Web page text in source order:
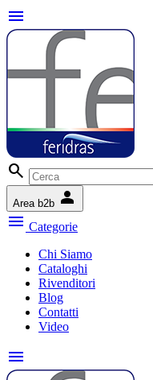
menu
search
Area b2b person
menu Categorie
Chi Siamo
Cataloghi
Rivenditori
Blog
Contatti
Video
menu